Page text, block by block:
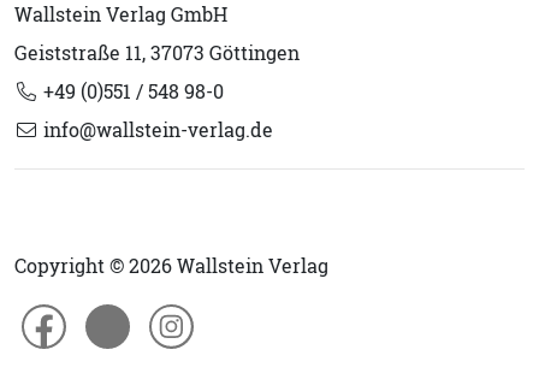
Wallstein Verlag GmbH
Geiststraße 11, 37073 Göttingen
+49 (0)551 / 548 98-0
info@wallstein-verlag.de
Copyright © 2026 Wallstein Verlag